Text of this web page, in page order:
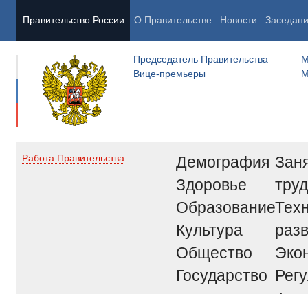
Правительство России О Правительстве Новости
Председатель Правительства
Вице-премьеры
Работа Правительства
Демография
Здоровье
Образование
Культура
Общество
Государство
труд